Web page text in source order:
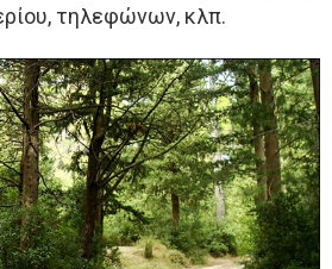
τηλεφώνων, κλπ.